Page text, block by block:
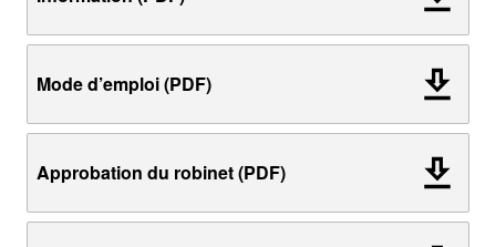
Mode d’emploi (PDF)
Approbation du robinet (PDF)